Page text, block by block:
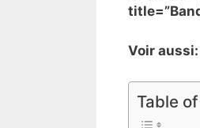
Voir
Table